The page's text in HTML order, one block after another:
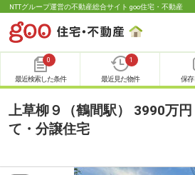
NTTグループ運営の不動産総合サイト goo住宅・不動産
0
最近検索した条件
1
最近見た物件 保存
上草柳９（鶴間駅） 3990万
て・分譲住宅